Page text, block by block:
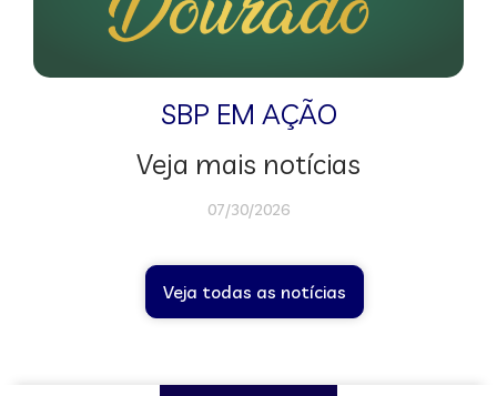
SBP EM AÇÃO
Veja mais notícias
07/30/2026
Veja todas as notícias